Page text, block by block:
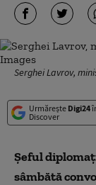
Serghei Lavrov,
Urmărește Digi24
Discover
Şeful
sâmbătă